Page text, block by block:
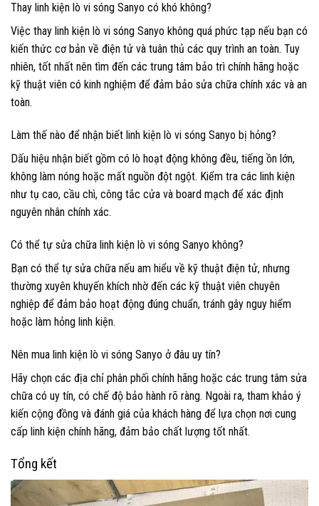
Thay linh kiện lò vi sóng Sanyo có khó không?
Việc thay linh kiện lò vi sóng Sanyo không quá phức tạp nếu bạn có
kiến thức cơ bản về điện tử và tuân thủ các quy trình an toàn. Tuy
nhiên, tốt nhất nên tìm đến các trung tâm bảo trì chính hãng hoặc
kỹ thuật viên có kinh nghiệm để đảm bảo sửa chữa chính xác và an
toàn.
Làm thế nào để nhận biết linh kiện lò vi sóng Sanyo bị hỏng?
Dấu hiệu nhận biết gồm có lò hoạt động không đều, tiếng ồn lớn,
không làm nóng hoặc mất nguồn đột ngột. Kiểm tra các linh kiện
như tụ cao, cầu chì, công tắc cửa và board mạch để xác định
nguyên nhân chính xác.
Có thể tự sửa chữa linh kiện lò vi sóng Sanyo không?
Bạn có thể tự sửa chữa nếu am hiểu về kỹ thuật điện tử, nhưng
thường xuyên khuyến khích nhờ đến các kỹ thuật viên chuyên
nghiệp để đảm bảo hoạt động đúng chuẩn, tránh gây nguy hiểm
hoặc làm hỏng linh kiện.
Nên mua linh kiện lò vi sóng Sanyo ở đâu uy tín?
Hãy chọn các địa chỉ phân phối chính hãng hoặc các trung tâm sửa
chữa có uy tín, có chế độ bảo hành rõ ràng. Ngoài ra, tham khảo ý
kiến cộng đồng và đánh giá của khách hàng để lựa chọn nơi cung
cấp linh kiện chính hãng, đảm bảo chất lượng tốt nhất.
Tổng kết